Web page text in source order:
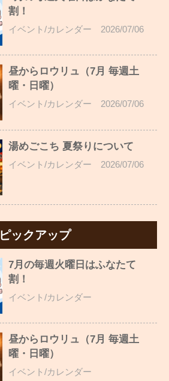
割！
イベント/カレンダー 2026/07/06
昼からロウリュ（7月 毎週土
曜・日曜）
イベント/カレンダー 2026/07/06
湯めごこち 夏祭りについて
イベント/カレンダー 2026/07/06
ピックアップ
7月の毎週火曜日はふなたて
割！
イベント/カレンダー
昼からロウリュ（7月 毎週土
曜・日曜）
イベント/カレンダー